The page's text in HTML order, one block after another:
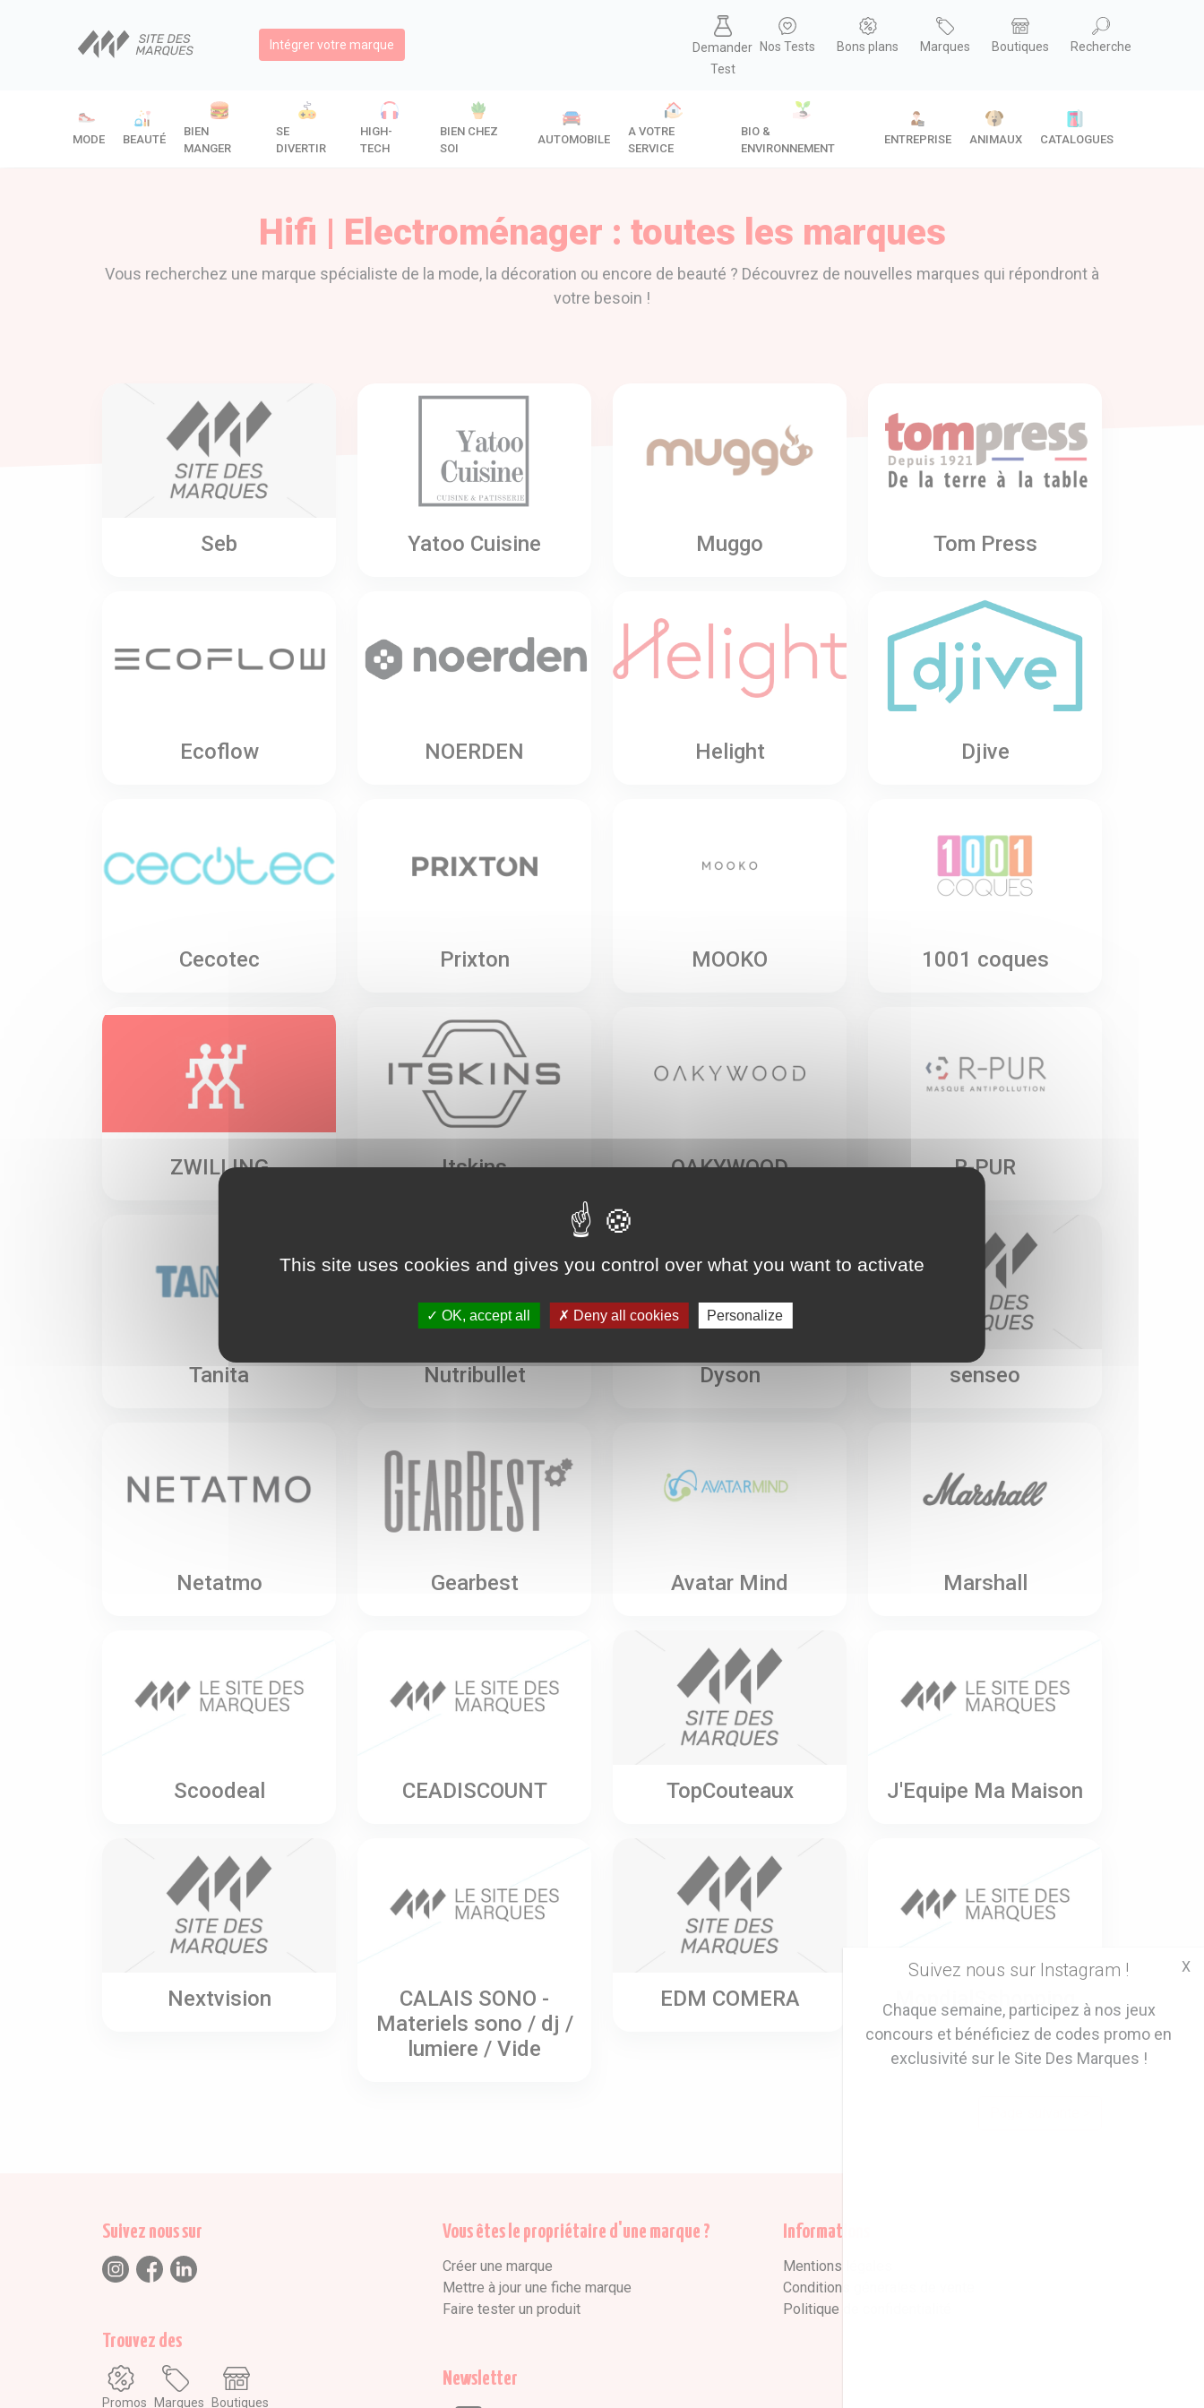
Intégrer votre marque
Demander
Test
Nos Tests Bons plans Marques Boutiques Recherche
MODE BEAUTÉ
BIEN
MANGER
SE
DIVERTIR
HIGH-
TECH
BIEN CHEZ
SOI
AUTOMOBILE
A VOTRE
SERVICE
BIO &
ENVIRONNEMENT
ENTREPRISE ANIMAUX CATALOGUES
Hifi | Electroménager : toutes les marques
Vous recherchez une marque spécialiste de la mode, la décoration ou encore de beauté ? Découvrez de nouvelles marques qui répondront à
votre besoin !
Seb Yatoo Cuisine Muggo Tom Press
Ecoflow NOERDEN Helight Djive
Cecotec Prixton MOOKO 1001 coques
ZWILLING Itskins OAKYWOOD R-PUR
Tanita Nutribullet Dyson senseo
Netatmo Gearbest Avatar Mind Marshall
Scoodeal CEADISCOUNT TopCouteaux J'Equipe Ma Maison
Nextvision
CALAIS SONO -
Materiels sono / dj /
lumiere / Vide
EDM COMERA MondialSshopping
Suivez nous sur Instagram !
Chaque semaine, participez à nos jeux
concours et bénéficiez de codes promo en
exclusivité sur le Site Des Marques !
X
Suivez nous sur
Trouvez des
Promos Marques Boutiques
Vous êtes le propriétaire d'une marque ?
Créer une marque
Mettre à jour une fiche marque
Faire tester un produit
Newsletter
Informations
Mentions légales
Conditions générales de vente
Politique de confidentialité
This site uses cookies and gives you control over what you want to activate
OK, accept all Deny all cookies Personalize